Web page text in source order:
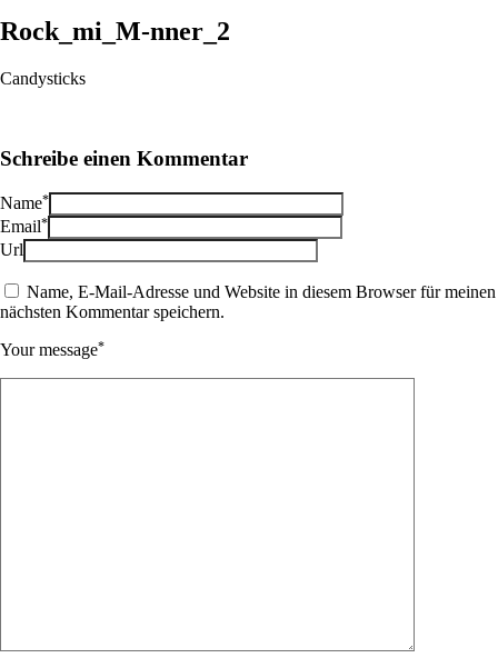
Rock_mi_M-nner_2
Candysticks
Schreibe einen Kommentar
Name*
Email*
Url
Name, E-Mail-Adresse und Website in diesem Browser für meinen
nächsten Kommentar speichern.
Your message*